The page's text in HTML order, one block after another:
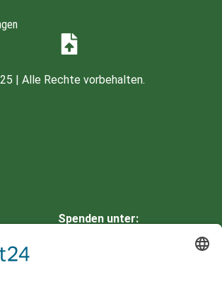
| Alle Rechte vorbehalten.
Spenden unter: